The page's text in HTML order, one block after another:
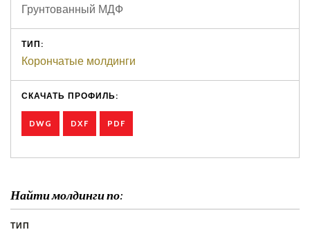
Грунтованный МДФ
ТИП:
Корончатые молдинги
СКАЧАТЬ ПРОФИЛЬ:
DWG DXF PDF
Найти молдинги по:
ТИП